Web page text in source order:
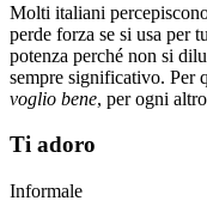
Molti italiani
perde forza se si usa per
potenza perché non si
sempre significativo. Per
voglio bene, per ogni
Ti adoro
Informale